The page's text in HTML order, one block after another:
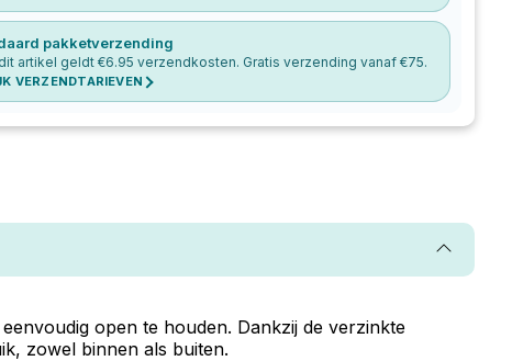
pakketverzending
artikel geldt €6.95 verzendkosten. Gratis verzending vanaf €75.
VERZENDTARIEVEN
open te houden. Dankzij de verzinkte
zowel binnen als buiten.